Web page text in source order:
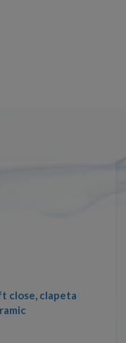
close, clapeta